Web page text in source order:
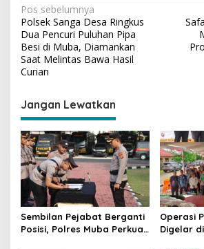
N
a
v
i
a
s
i
p
o
s
Pos sebelumnya
Polsek Sanga Desa Ringkus
Dua Pencuri Puluhan Pipa
Besi di Muba, Diamankan
Saat Melintas Bawa Hasil
Curian
Jangan Lewatkan
Sembilan Pejabat Berganti
Posisi, Polres Muba Perkuat
Operasi
Digelar